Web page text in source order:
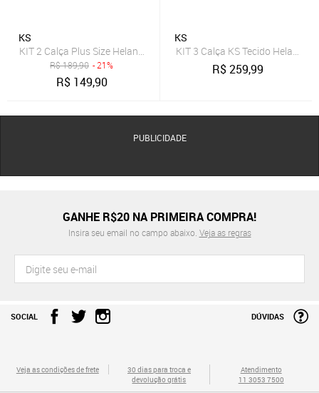
KS
KIT 2 Calça Plus Size Helanca KS Listra Lateral Confortável
R$189,90 - 21%
R$ 149,90
KS
KIT 3 Calça KS Tecido Helanca
R$259,99
PUBLICIDADE
GANHE R$20 NA PRIMEIRA COMPRA!
Insira seu email no campo abaixo. Veja as regras
SOCIAL DÚVIDAS
Veja as condições de frete
30 dias para troca e
devolução grátis
Atendimento
11 3053 7500